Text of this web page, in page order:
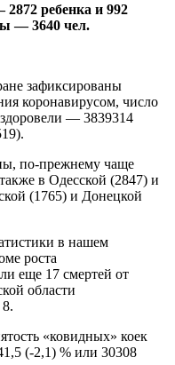
ребенка и 992
— 3640 чел.
зафиксированы
коронавирусом, число
— 3839314
по-прежнему чаще
в Одесской (2847) и
(1765) и Донецкой
в нашем
роста
еще 17 смертей от
области
«ковидных» коек
(-2,1) % или 30308